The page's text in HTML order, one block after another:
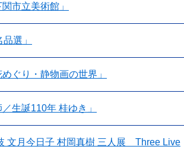
市立美術館」
選」
ぐり・静物画の世界」
生誕110年 桂ゆき」
文月今日子 村岡真樹 三人展 Three Live